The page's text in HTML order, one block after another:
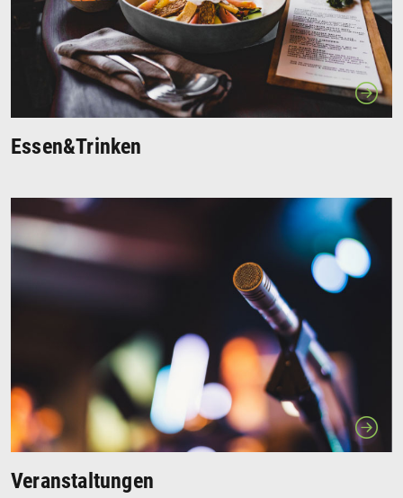
Essen&Trinken
Veranstaltungen